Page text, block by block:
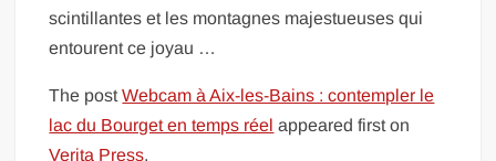
scintillantes et les montagnes majestueuses qui
entourent ce joyau …
The postWebcam à Aix-les-Bains : contempler le
lac du Bourget en temps réel appeared first on
Verita Press.